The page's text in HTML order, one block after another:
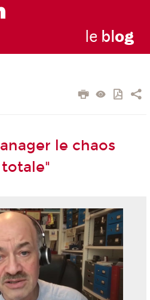
le blog
le chaos